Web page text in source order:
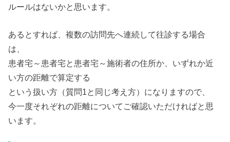
ルールはないかと思います。
あるとすれば、複数の訪問先へ連続して往診する場合
は、
患者宅～患者宅と患者宅～施術者の住所か、いずれか近
い方の距離で算定する
という扱い方（質問1と同じ考え方）になりますので、
今一度それぞれの距離についてご確認いただければと思
います。